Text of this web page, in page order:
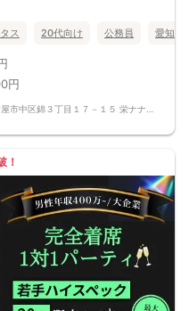
す。
分以上の遅刻はご参加をお断り
ス 20代向け 公務員 愛知県
円
！